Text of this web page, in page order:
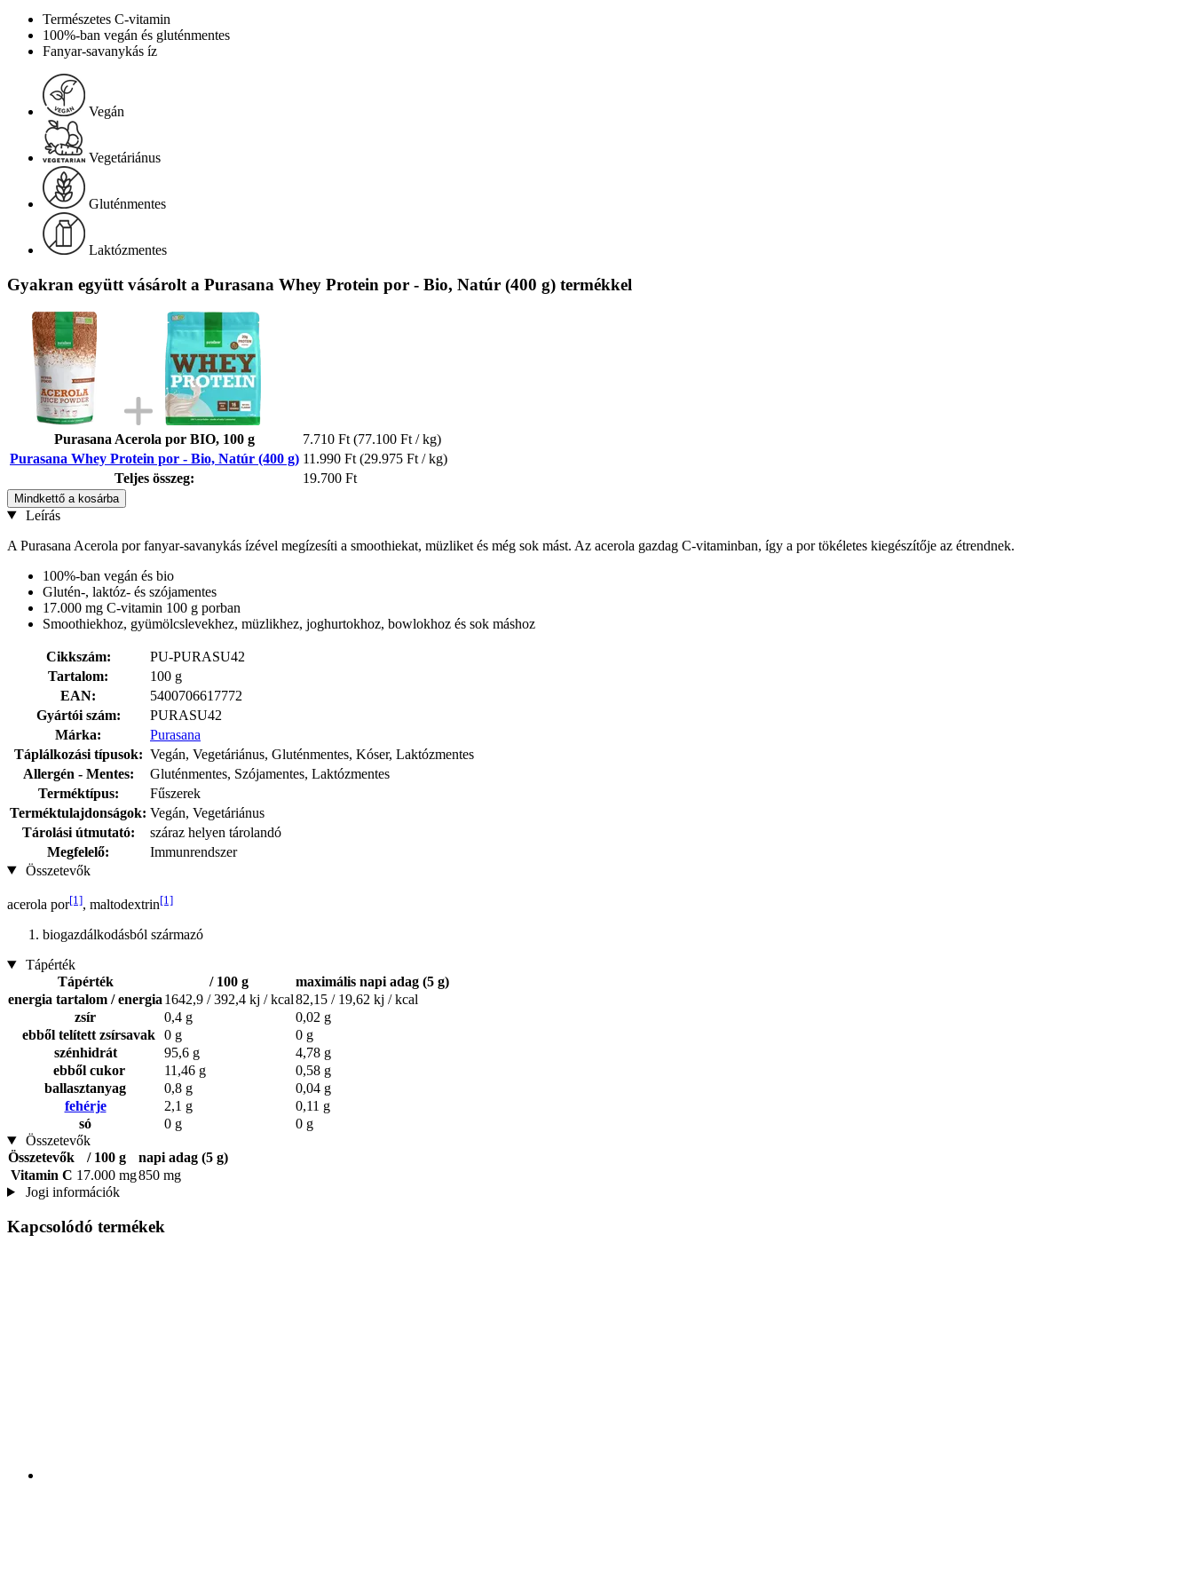
Természetes C-vitamin
100%-ban vegán és gluténmentes
Fanyar-savanykás íz
Vegán
Vegetáriánus
Gluténmentes
Laktózmentes
Gyakran együtt vásárolt a Purasana Whey Protein por - Bio, Natúr (400 g) termékkel
Purasana Acerola por BIO, 100 g 7.710 Ft (77.100 Ft / kg)
Purasana Whey Protein por - Bio, Natúr (400 g) 11.990 Ft (29.975 Ft / kg)
Teljes összeg:
19.700 Ft
Mindkettő a kosárba
Leírás
A Purasana Acerola por fanyar-savanykás ízével megízesíti a smoothiekat, müzliket és még sok mást. Az acerola gazdag C-vitaminban, így a por tökéletes kiegészítője az étrendnek.
100%-ban vegán és bio
Glutén-, laktóz- és szójamentes
17.000 mg C-vitamin 100 g porban
Smoothiekhoz, gyümölcslevekhez, müzlikhez, joghurtokhoz, bowlokhoz és sok máshoz
Cikkszám:
PU-PURASU42
Tartalom:
100 g
EAN:
5400706617772
Gyártói szám:
PURASU42
Márka:
Purasana
Táplálkozási típusok: Vegán, Vegetáriánus, Gluténmentes, Kóser, Laktózmentes
Allergén - Mentes:
Gluténmentes, Szójamentes, Laktózmentes
Terméktípus:
Fűszerek
Terméktulajdonságok: Vegán, Vegetáriánus
Tárolási útmutató:
száraz helyen tárolandó
Megfelelő:
Immunrendszer
Összetevők
acerola por[1], maltodextrin[1]
biogazdálkodásból származó
Tápérték
Tápérték
/ 100 g
maximális napi adag (5 g)
energia tartalom / energia 1642,9 / 392,4 kj / kcal82,15 / 19,62 kj / kcal
zsír
0,4 g
0,02 g
ebből telített zsírsavak 0 g
0 g
szénhidrát
95,6 g
4,78 g
ebből cukor
11,46 g
0,58 g
ballasztanyag
0,8 g
0,04 g
fehérje
2,1 g
0,11 g
só
0 g
0 g
Összetevők
Összetevők
/ 100 g
napi adag (5 g)
Vitamin C 17.000 mg850 mg
Jogi információk
Kapcsolódó termékek